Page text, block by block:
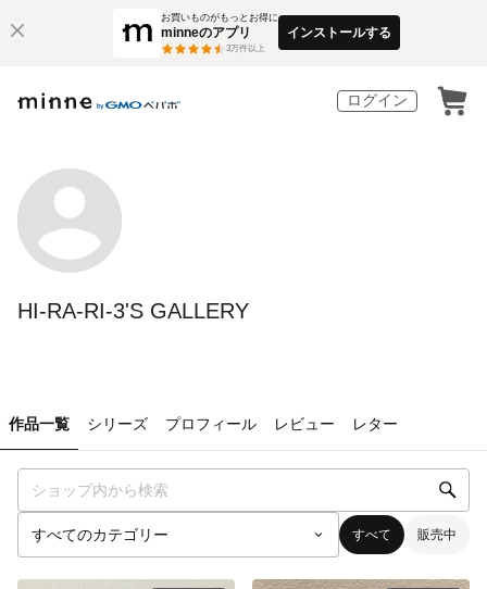
お買いものがもっとお得に
minneのアプリ
3万件以上
インストールする
ログイン
HI-RA-RI-3'S GALLERY
作品一覧 シリーズ プロフィール レビュー レター
すべて 販売中